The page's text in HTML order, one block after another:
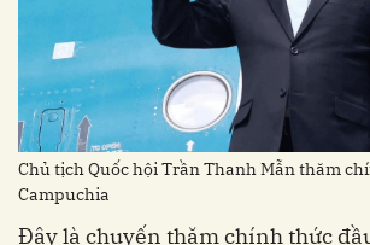
Chủ tịch Quốc hội Trần Thanh Mẫn thăm
Campuchia
Đây là chuyến thăm chính thức